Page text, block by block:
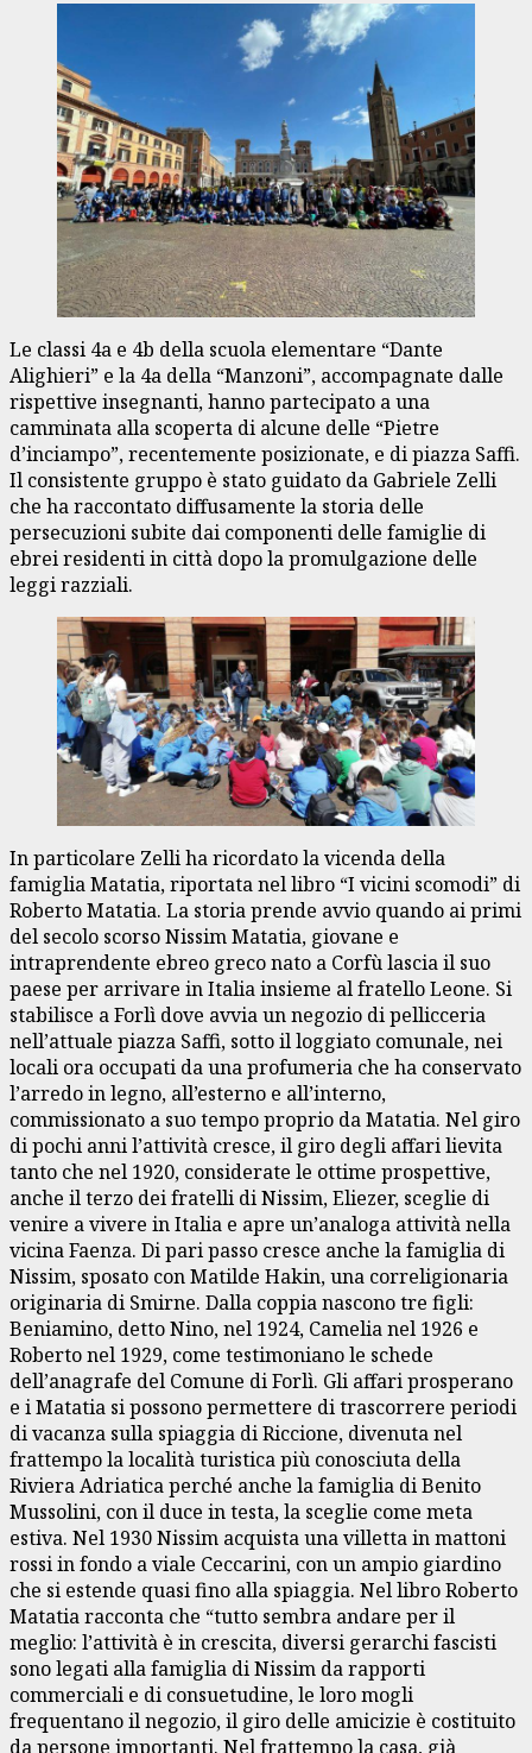
Le classi 4a e 4b della scuola elementare “Dante
Alighieri” e la 4a della “Manzoni”, accompagnate dalle
rispettive insegnanti, hanno partecipato a una
camminata alla scoperta di alcune delle “Pietre
d’inciampo”, recentemente posizionate, e di piazza Saffi.
Il consistente gruppo è stato guidato da Gabriele Zelli
che ha raccontato diffusamente la storia delle
persecuzioni subite dai componenti delle famiglie di
ebrei residenti in città dopo la promulgazione delle
leggi razziali.
In particolare Zelli ha ricordato la vicenda della
famiglia Matatia, riportata nel libro “I vicini scomodi” di
Roberto Matatia. La storia prende avvio quando ai primi
del secolo scorso Nissim Matatia, giovane e
intraprendente ebreo greco nato a Corfù lascia il suo
paese per arrivare in Italia insieme al fratello Leone. Si
stabilisce a Forlì dove avvia un negozio di pellicceria
nell’attuale piazza Saffi, sotto il loggiato comunale, nei
locali ora occupati da una profumeria che ha conservato
l’arredo in legno, all’esterno e all’interno,
commissionato a suo tempo proprio da Matatia. Nel giro
di pochi anni l’attività cresce, il giro degli affari lievita
tanto che nel 1920, considerate le ottime prospettive,
anche il terzo dei fratelli di Nissim, Eliezer, sceglie di
venire a vivere in Italia e apre un’analoga attività nella
vicina Faenza. Di pari passo cresce anche la famiglia di
Nissim, sposato con Matilde Hakin, una correligionaria
originaria di Smirne. Dalla coppia nascono tre figli:
Beniamino, detto Nino, nel 1924, Camelia nel 1926 e
Roberto nel 1929, come testimoniano le schede
dell’anagrafe del Comune di Forlì. Gli affari prosperano
e i Matatia si possono permettere di trascorrere periodi
di vacanza sulla spiaggia di Riccione, divenuta nel
frattempo la località turistica più conosciuta della
Riviera Adriatica perché anche la famiglia di Benito
Mussolini, con il duce in testa, la sceglie come meta
estiva. Nel 1930 Nissim acquista una villetta in mattoni
rossi in fondo a viale Ceccarini, con un ampio giardino
che si estende quasi fino alla spiaggia. Nel libro Roberto
Matatia racconta che “tutto sembra andare per il
meglio: l’attività è in crescita, diversi gerarchi fascisti
sono legati alla famiglia di Nissim da rapporti
commerciali e di consuetudine, le loro mogli
frequentano il negozio, il giro delle amicizie è costituito
da persone importanti. Nel frattempo la casa, già